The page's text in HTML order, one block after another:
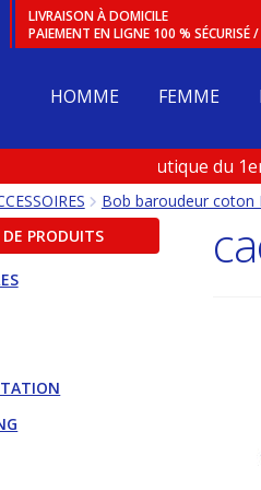
LIVRAISON À DOMICILE
PAIEMENT EN LIGNE 100 % SÉCURISÉ
HOMME FEMME
Ouverture de la boutique du
fermée en Janvier et
Bob baroudeur coton
PRODUITS